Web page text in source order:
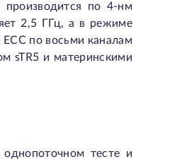
по 4-нм
2,5 ГГц, а в режиме
по восьми каналам
sTR5 и материнскими
тесте и